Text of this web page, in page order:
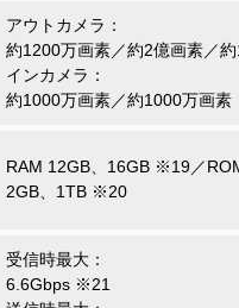
アウトカメラ：
約1200万画素／約2億画素／
インカメラ：
約1000万画素／約1000万画素
RAM 12GB、16GB ※19／
2GB、1TB ※20
受信時最大：
6.6Gbps ※21